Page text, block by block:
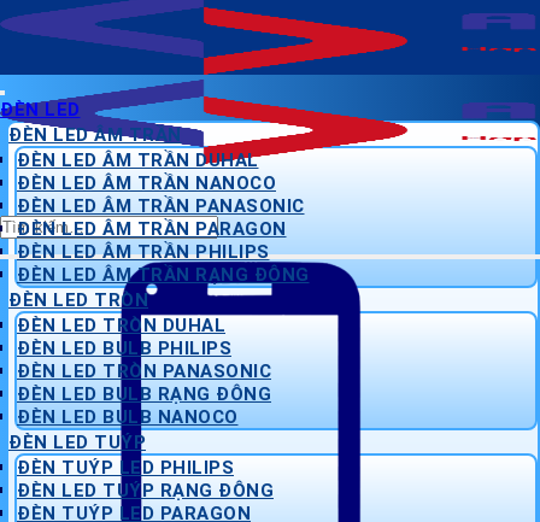
Tìm
kiếm:
ĐÈN LED
ĐÈN LED ÂM TRẦN
ĐÈN LED ÂM TRẦN DUHAL
ĐÈN LED ÂM TRẦN NANOCO
ĐÈN LED ÂM TRẦN PANASONIC
ĐÈN LED ÂM TRẦN PARAGON
ĐÈN LED ÂM TRẦN PHILIPS
ĐÈN LED ÂM TRẦN RẠNG ĐÔNG
ĐÈN LED TRÒN
ĐÈN LED TRÒN DUHAL
ĐÈN LED BULB PHILIPS
ĐÈN LED TRÒN PANASONIC
ĐÈN LED BULB RẠNG ĐÔNG
ĐÈN LED BULB NANOCO
ĐÈN LED TUÝP
ĐÈN TUÝP LED PHILIPS
ĐÈN LED TUÝP RẠNG ĐÔNG
ĐÈN TUÝP LED PARAGON